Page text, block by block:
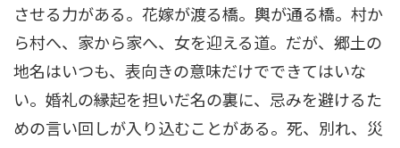
させる力がある。花嫁が渡る橋。輿が通る橋。村か
ら村へ、家から家へ、女を迎える道。だが、郷土の
地名はいつも、表向きの意味だけでできてはいな
い。婚礼の縁起を担いだ名の裏に、忌みを避けるた
めの言い回しが入り込むことがある。死、別れ、災